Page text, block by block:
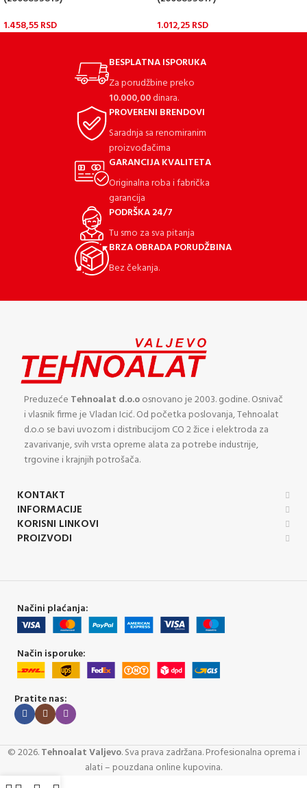
1.458,55RSD
1.012,25RSD
BESPLATNA ISPORUKA
Za porudžbine preko
10.000,00dinara.
PROVERENI BRENDOVI
Saradnja sa renomiranim
proizvođačima
GARANCIJA KVALITETA
Originalna roba i fabrička
garancija
PODRŠKA 24/7
Tu smo za sva pitanja
BRZA OBRADA PORUDŽBINA
Bez čekanja.
Preduzeće Tehnoalat d.o.oosnovano je 2003. godine. Osnivač
i vlasnik firme je Vladan Icić. Od početka poslovanja, Tehnoalat
d.o.o se bavi uvozom i distribucijom CO 2 žice i elektroda za
zavarivanje, svih vrsta opreme alata za potrebe industrije,
trgovine i krajnjih potrošača.
KONTAKT
INFORMACIJE
KORISNI LINKOVI
PROIZVODI
Načini plaćanja:
Način isporuke:
Pratite nas:
©2026.Tehnoalat Valjevo. Sva prava zadržana. Profesionalna oprema i
alati – pouzdana online kupovina.